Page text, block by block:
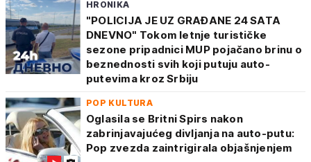
HRONIKA
"POLICIJA JE UZ GRAĐANE 24 SATA
DNEVNO" Tokom letnje turističke
sezone pripadnici MUP pojačano brinu o
beznednosti svih koji putuju auto-
putevima kroz Srbiju
POP KULTURA
Oglasila se Britni Spirs nakon
zabrinjavajućeg divljanja na auto-putu:
Pop zvezda zaintrigirala objašnjenjem